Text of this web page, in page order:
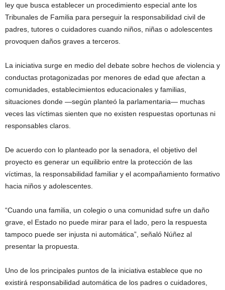
ley que busca establecer un procedimiento especial ante los
Tribunales de Familia para perseguir la responsabilidad civil de
padres, tutores o cuidadores cuando niños, niñas o adolescentes
provoquen daños graves a terceros.
La iniciativa surge en medio del debate sobre hechos de violencia y
conductas protagonizadas por menores de edad que afectan a
comunidades, establecimientos educacionales y familias,
situaciones donde —según planteó la parlamentaria— muchas
veces las víctimas sienten que no existen respuestas oportunas ni
responsables claros.
De acuerdo con lo planteado por la senadora, el objetivo del
proyecto es generar un equilibrio entre la protección de las
víctimas, la responsabilidad familiar y el acompañamiento formativo
hacia niños y adolescentes.
“Cuando una familia, un colegio o una comunidad sufre un daño
grave, el Estado no puede mirar para el lado, pero la respuesta
tampoco puede ser injusta ni automática”, señaló Núñez al
presentar la propuesta.
Uno de los principales puntos de la iniciativa establece que no
existirá responsabilidad automática de los padres o cuidadores,